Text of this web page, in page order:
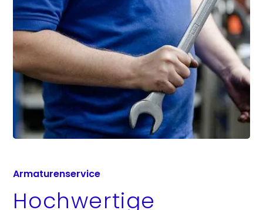
Armaturenservice
Hochwertige